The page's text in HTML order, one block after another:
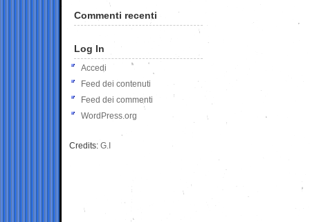
Commenti recenti
Log In
Accedi
Feed dei contenuti
Feed dei commenti
WordPress.org
Credits: G.I